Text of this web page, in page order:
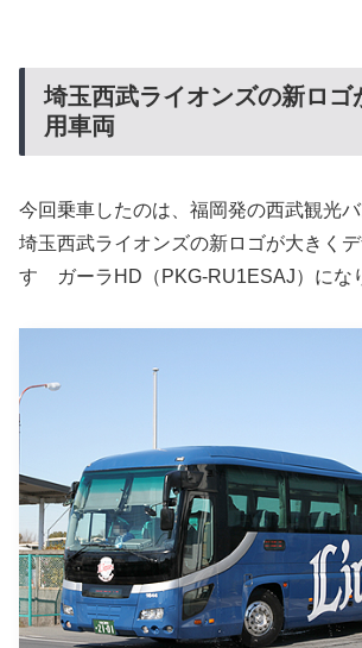
埼玉西武ライオンズの新ロゴ
用車両
今回乗車したのは、福岡発の西武観光バ
埼玉西武ライオンズの新ロゴが大きく
すゞガーラHD（PKG-RU1ESAJ）にな